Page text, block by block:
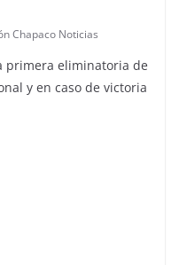
Chapaco Noticias
primera eliminatoria de
y en caso de victoria